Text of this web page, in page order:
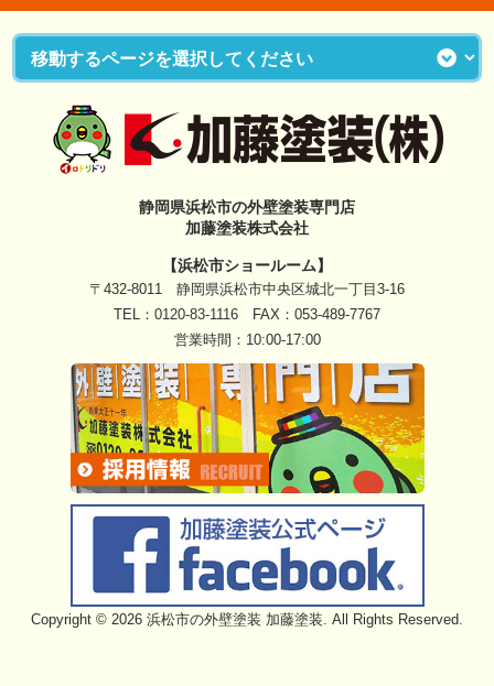
静岡県浜松市の外壁塗装専門店
加藤塗装株式会社
【浜松市ショールーム】
〒432-8011 静岡県浜松市中央区城北一丁目3-16
TEL： 0120-83-1116 FAX：053-489-7767
営業時間：10:00-17:00
Copyright © 2026 浜松市の外壁塗装 加藤塗装. All Rights Reserved.